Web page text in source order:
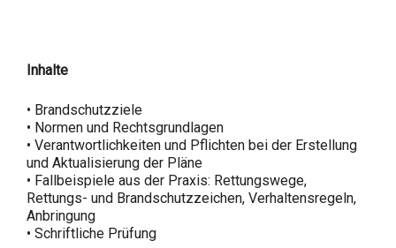
Inhalte
• Brandschutzziele
• Normen und Rechtsgrundlagen
• Verantwortlichkeiten und Pflichten bei der Erstellung
und Aktualisierung der Pläne
• Fallbeispiele aus der Praxis: Rettungswege,
Rettungs- und Brandschutzzeichen, Verhaltensregeln,
Anbringung
• Schriftliche Prüfung